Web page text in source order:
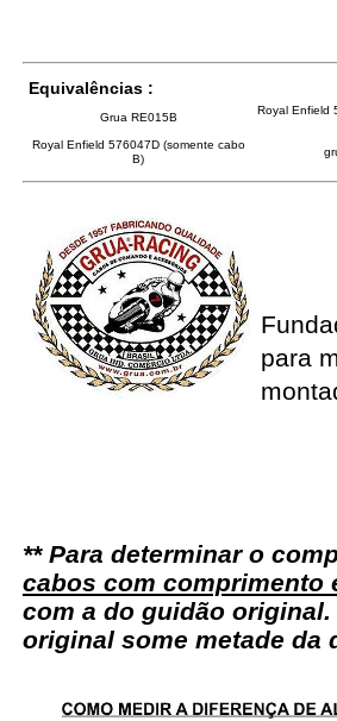
Equivalências :
Grua RE015B
Royal Enfield
Royal Enfield 576047D (somente cabo
B)
para
** Para determinar o
cabos com comprimento
com a do guidão
original some metade da